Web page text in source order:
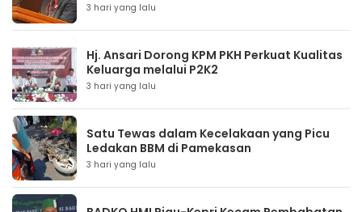
3 hari yang lalu
Hj. Ansari Dorong KPM PKH Perkuat Kualitas
Keluarga melalui P2K2
3 hari yang lalu
Satu Tewas dalam Kecelakaan yang Picu
Ledakan BBM di Pamekasan
3 hari yang lalu